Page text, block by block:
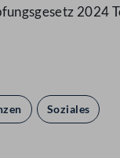
2024
Soziales